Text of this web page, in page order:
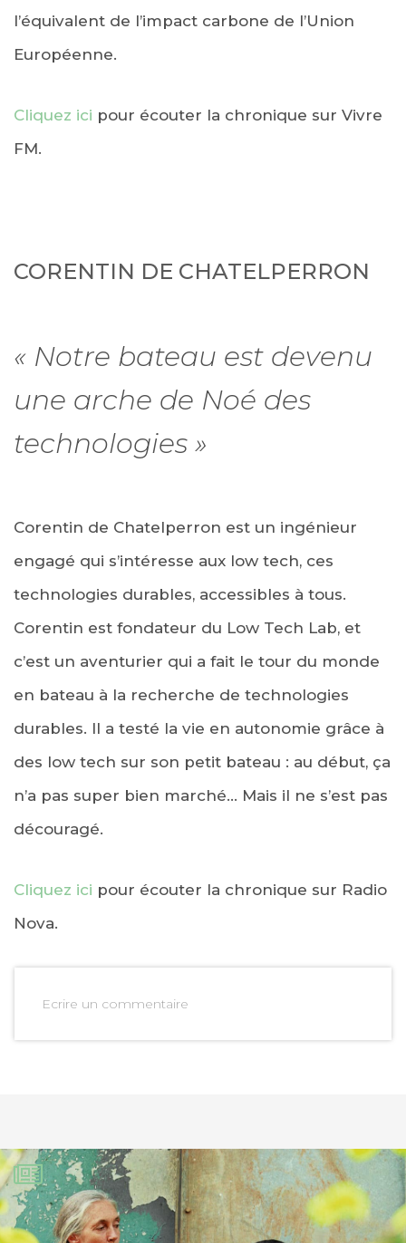
l’équivalent de l’impact carbone de l’Union
Européenne.
Cliquez ici pour écouter la chronique sur Vivre
FM.
CORENTIN DE CHATELPERRON
« Notre bateau est devenu
une arche de Noé des
technologies »
Corentin de Chatelperron est un ingénieur
engagé qui s’intéresse aux low tech, ces
technologies durables, accessibles à tous.
Corentin est fondateur du Low Tech Lab, et
c’est un aventurier qui a fait le tour du monde
en bateau à la recherche de technologies
durables. Il a testé la vie en autonomie grâce à
des low tech sur son petit bateau : au début, ça
n’a pas super bien marché… Mais il ne s’est pas
découragé.
Cliquez ici pour écouter la chronique sur Radio
Nova.
Ecrire un commentaire